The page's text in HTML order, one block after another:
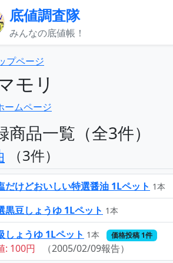
底値調査隊
みんなの底値帳！
プページ
モリ
ームページ
商品一覧（全3件）
（3件）
だけどおいしい特選醤油 1Lペット 1本
黒豆しょうゆ 1Lペット 1本
しょうゆ 1Lペット 1本 価格投稿 1件
: 100円 （2005/02/09報告）